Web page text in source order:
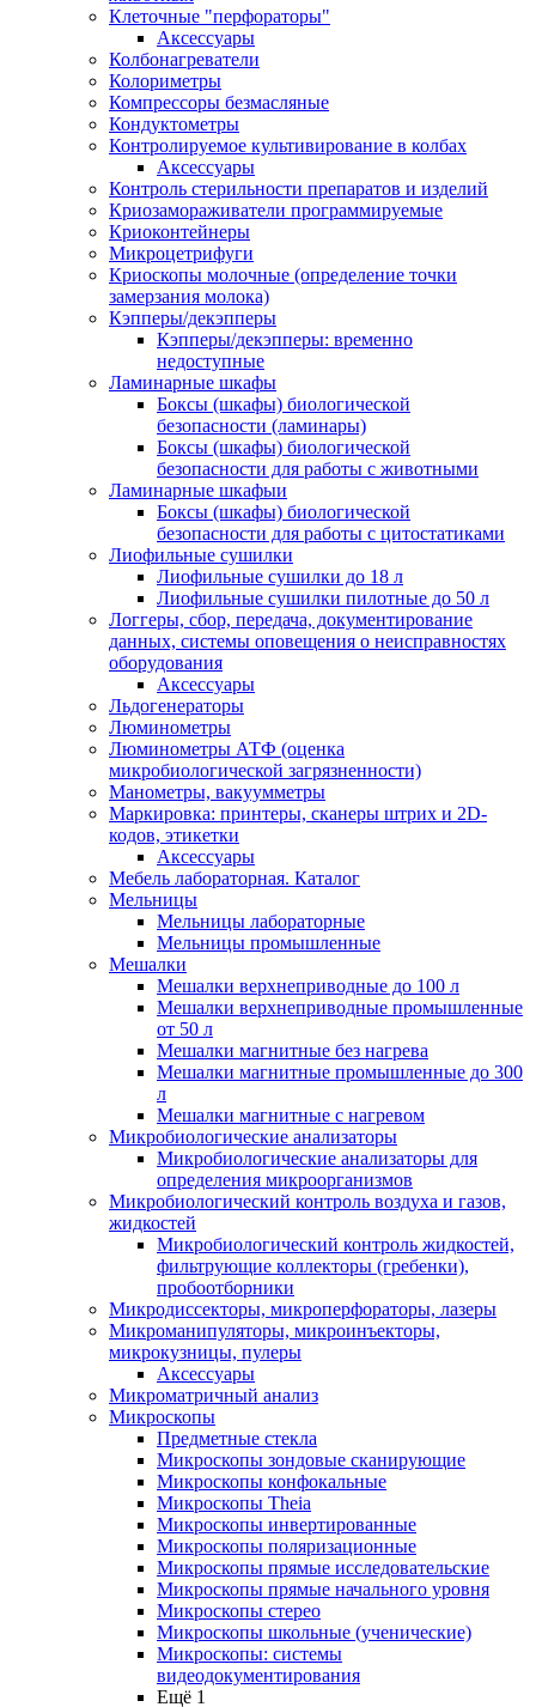
Клеточные "перфораторы"
Аксессуары
Колбонагреватели
Колориметры
Компрессоры безмасляные
Кондуктометры
Контролируемое культивирование в колбах
Аксессуары
Контроль стерильности препаратов и изделий
Криозамораживатели программируемые
Криоконтейнеры
Микроцетрифуги
Криоскопы молочные (определение точки
замерзания молока)
Кэпперы/декэпперы
Кэпперы/декэпперы: временно
недоступные
Ламинарные шкафы
Боксы (шкафы) биологической
безопасности (ламинары)
Боксы (шкафы) биологической
безопасности для работы с животными
Ламинарные шкафыи
Боксы (шкафы) биологической
безопасности для работы с цитостатиками
Лиофильные сушилки
Лиофильные сушилки до 18 л
Лиофильные сушилки пилотные до 50 л
Логгеры, сбор, передача, документирование
данных, системы оповещения о неисправностях
оборудования
Аксессуары
Льдогенераторы
Люминометры
Люминометры АТФ (оценка
микробиологической загрязненности)
Манометры, вакуумметры
Маркировка: принтеры, сканеры штрих и 2D-
кодов, этикетки
Аксессуары
Мебель лабораторная. Каталог
Мельницы
Мельницы лабораторные
Мельницы промышленные
Мешалки
Мешалки верхнеприводные до 100 л
Мешалки верхнеприводные промышленные
от 50 л
Мешалки магнитные без нагрева
Мешалки магнитные промышленные до 300
л
Мешалки магнитные с нагревом
Микробиологические анализаторы
Микробиологические анализаторы для
определения микроорганизмов
Микробиологический контроль воздуха и газов,
жидкостей
Микробиологический контроль жидкостей,
фильтрующие коллекторы (гребенки),
пробоотборники
Микродиссекторы, микроперфораторы, лазеры
Микроманипуляторы, микроинъекторы,
микрокузницы, пулеры
Аксессуары
Микроматричный анализ
Микроскопы
Предметные стекла
Микроскопы зондовые сканирующие
Микроскопы конфокальные
Микроскопы Theia
Микроскопы инвертированные
Микроскопы поляризационные
Микроскопы прямые исследовательские
Микроскопы прямые начального уровня
Микроскопы стерео
Микроскопы школьные (ученические)
Микроскопы: системы
видеодокументирования
Ещё 1